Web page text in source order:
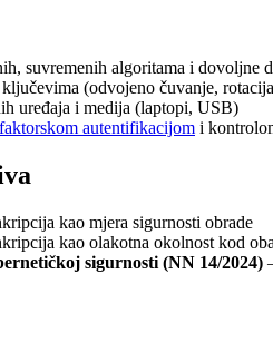
suvremenih algoritama i dovoljne
(odvojeno čuvanje,
uređaja i medija (laptopi, USB)
autentifikacijom i
kao mjera sigurnosti obrade
kao olakotna okolnost kod
sigurnosti (NN 14/2024)